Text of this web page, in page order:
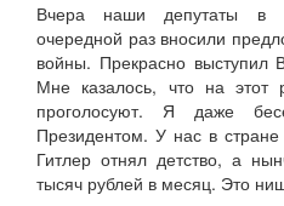
Вчера наши депутаты в
очередной раз вносили
войны. Прекрасно выступил
Мне казалось, что на этот
проголосуют. Я даже
Президентом. У нас в
Гитлер отнял детство, а
тысяч рублей в месяц. Это